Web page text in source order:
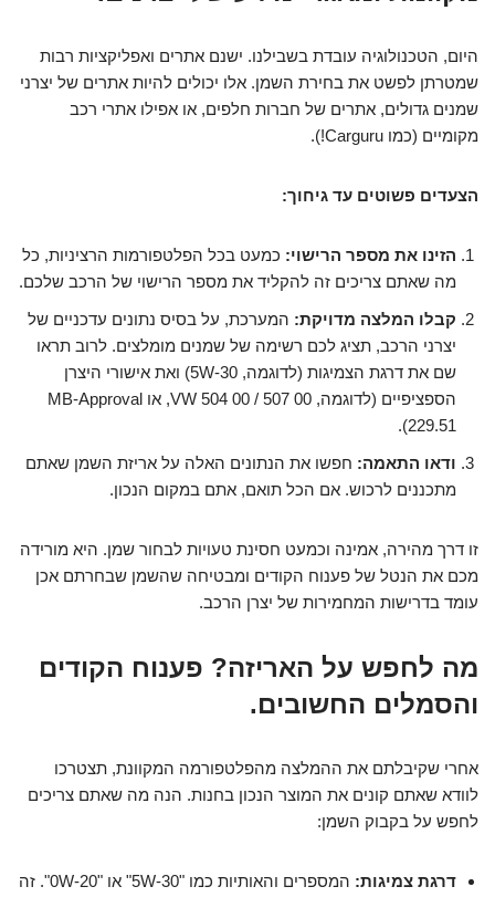
היום, הטכנולוגיה עובדת בשבילנו. ישנם אתרים ואפליקציות רבות
שמטרתן לפשט את בחירת השמן. אלו יכולים להיות אתרים של יצרני
שמנים גדולים, אתרים של חברות חלפים, או אפילו אתרי רכב
מקומיים (כמו Carguru!).
הצעדים פשוטים עד גיחוך:
הזינו את מספר הרישוי: כמעט בכל הפלטפורמות הרציניות, כל
מה שאתם צריכים זה להקליד את מספר הרישוי של הרכב שלכם.
קבלו המלצה מדויקת: המערכת, על בסיס נתונים עדכניים של
יצרני הרכב, תציג לכם רשימה של שמנים מומלצים. לרוב תראו
שם את דרגת הצמיגות (לדוגמה, 5W-30) ואת אישורי היצרן
הספציפיים (לדוגמה, VW 504 00 / 507 00, או MB-Approval
229.51).
ודאו התאמה: חפשו את הנתונים האלה על אריזת השמן שאתם
מתכננים לרכוש. אם הכל תואם, אתם במקום הנכון.
זו דרך מהירה, אמינה וכמעט חסינת טעויות לבחור שמן. היא מורידה
מכם את הנטל של פענוח הקודים ומבטיחה שהשמן שבחרתם אכן
עומד בדרישות המחמירות של יצרן הרכב.
מה לחפש על האריזה? פענוח הקודים
והסמלים החשובים.
אחרי שקיבלתם את ההמלצה מהפלטפורמה המקוונת, תצטרכו
לוודא שאתם קונים את המוצר הנכון בחנות. הנה מה שאתם צריכים
לחפש על בקבוק השמן:
דרגת צמיגות: המספרים והאותיות כמו "5W-30" או "0W-20". זה